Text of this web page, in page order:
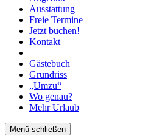
Ausstattung
Freie Termine
Jetzt buchen!
Kontakt
Gästebuch
Grundriss
„Umzu“
Wo genau?
Mehr Urlaub
Menü schließen